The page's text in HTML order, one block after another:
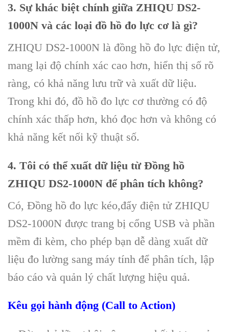
3. Sự khác biệt chính giữa ZHIQU DS2-
1000N và các loại đồ hồ đo lực cơ là gì?
ZHIQU DS2-1000N là đồng hồ đo lực điện tử,
mang lại độ chính xác cao hơn, hiển thị số rõ
ràng, có khả năng lưu trữ và xuất dữ liệu.
Trong khi đó, đồ hồ đo lực cơ thường có độ
chính xác thấp hơn, khó đọc hơn và không có
khả năng kết nối kỹ thuật số.
4. Tôi có thể xuất dữ liệu từ Đồng hồ
ZHIQU DS2-1000N để phân tích không?
Có, Đồng hồ đo lực kéo,đẩy điện tử ZHIQU
DS2-1000N được trang bị cổng USB và phần
mềm đi kèm, cho phép bạn dễ dàng xuất dữ
liệu đo lường sang máy tính để phân tích, lập
báo cáo và quản lý chất lượng hiệu quả.
Kêu gọi hành động (Call to Action)